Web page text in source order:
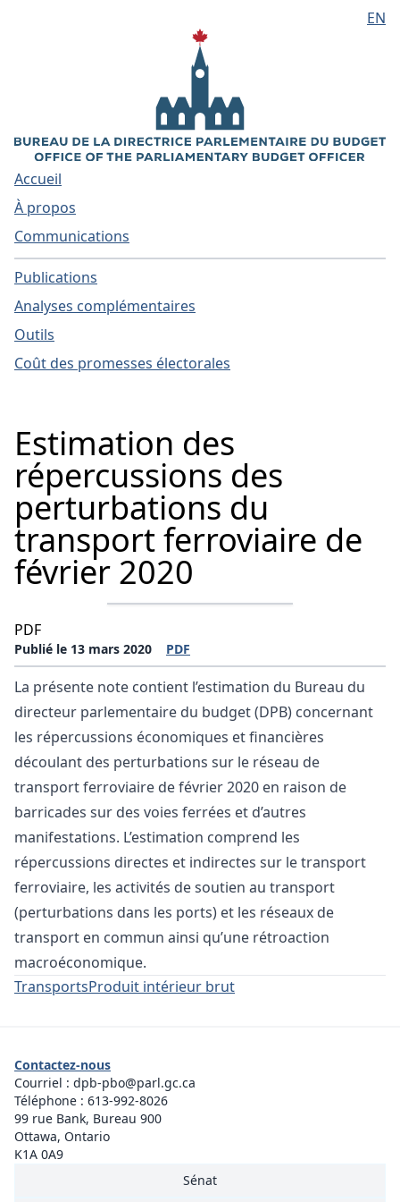
Aller au contenu principal
EN
Accueil
À propos
Communications
Publications
Analyses complémentaires
Outils
Coût des promesses électorales
Estimation des
répercussions des
perturbations du
transport ferroviaire de
février 2020
PDF
Publié le 13 mars 2020 PDF
La présente note contient l’estimation du Bureau du
directeur parlementaire du budget (DPB) concernant
les répercussions économiques et financières
découlant des perturbations sur le réseau de
transport ferroviaire de février 2020 en raison de
barricades sur des voies ferrées et d’autres
manifestations. L’estimation comprend les
répercussions directes et indirectes sur le transport
ferroviaire, les activités de soutien au transport
(perturbations dans les ports) et les réseaux de
transport en commun ainsi qu’une rétroaction
macroéconomique.
TransportsProduit intérieur brut
Sénat
Contactez-nous
Courriel : dpb-pbo@parl.gc.ca
Téléphone : 613-992-8026
99 rue Bank, Bureau 900
Ottawa, Ontario
K1A 0A9